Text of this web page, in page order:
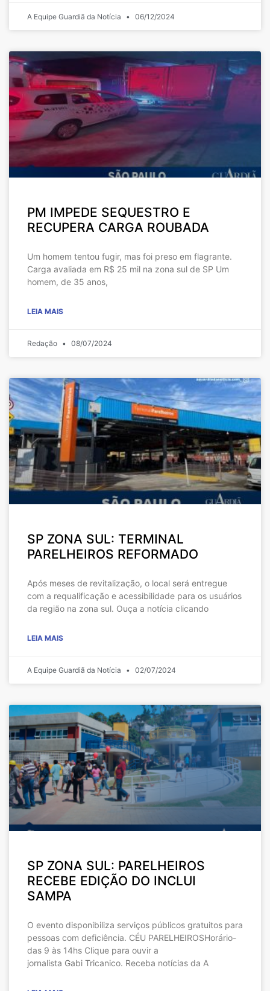
A Equipe Guardiã da Notícia 06/12/2024
PM IMPEDE SEQUESTRO E
RECUPERA CARGA ROUBADA
Um homem tentou fugir, mas foi preso em flagrante.
Carga avaliada em R$ 25 mil na zona sul de SP Um
homem, de 35 anos,
LEIA MAIS
Redação 08/07/2024
SP ZONA SUL: TERMINAL
PARELHEIROS REFORMADO
Após meses de revitalização, o local será entregue
com a requalificação e acessibilidade para os usuários
da região na zona sul. Ouça a notícia clicando
LEIA MAIS
A Equipe Guardiã da Notícia 02/07/2024
SP ZONA SUL: PARELHEIROS
RECEBE EDIÇÃO DO INCLUI
SAMPA
O evento disponibiliza serviços públicos gratuitos para
pessoas com deficiência. CÉU PARELHEIROSHorário-
das 9 às 14hs Clique para ouvir a
jornalista Gabi Tricanico. Receba notícias da A